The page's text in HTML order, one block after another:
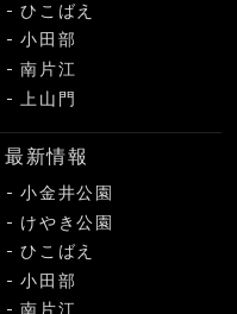
ひこばえ
小田部
南片江
上山門
最新情報
小金井公園
けやき公園
ひこばえ
小田部
南片江